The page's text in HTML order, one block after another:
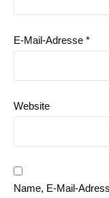
E-Mail-Adresse *
Website
Name, E-Mail-